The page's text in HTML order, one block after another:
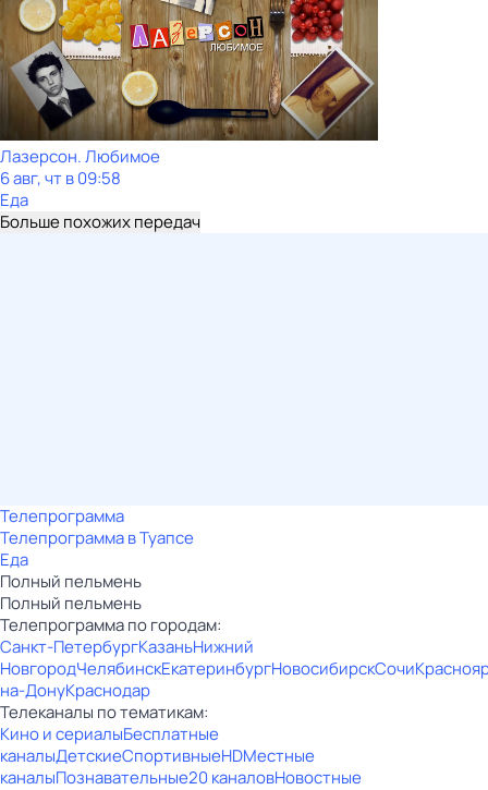
Лазерсон. Любимое
6 авг, чт в 09:58
Еда
Больше похожих передач
Телепрограмма
Телепрограмма в Туапсе
Еда
Полный пельмень
Полный пельмень
Телепрограмма по городам:
Санкт-ПетербургКазаньНижний
НовгородЧелябинскЕкатеринбургНовосибирскСочи
на-ДонуКраснодар
Телеканалы по тематикам:
Кино и сериалыБесплатные
каналыДетскиеСпортивныеHDМестные
каналыПознавательные20 каналовНовостные